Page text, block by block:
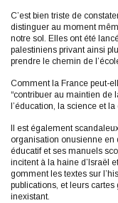
C’est bien triste de
distinguer au moment
notre sol. Elles ont été
palestiniens privant ainsi
prendre le chemin de
Comment la France peut-
“contribuer au maintien de
l’éducation, la science et
Il est également
organisation onusienne en
éducatif et ses manuels
incitent à la haine d’Israël
gomment les textes sur
publications, et leurs
inexistant.